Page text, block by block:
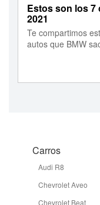
Estos son los 7
2021
Te compartimos
autos que BMW
Carros
Audi R8
Chevrolet Aveo
Chevrolet Beat